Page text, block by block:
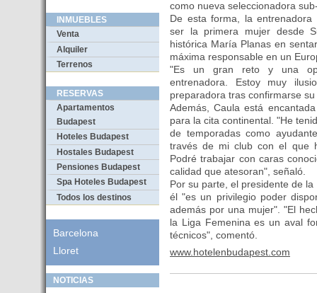
INMUEBLES
Venta
Alquiler
Terrenos
RESERVAS
Apartamentos
Budapest
Hoteles Budapest
Hostales Budapest
Pensiones Budapest
Spa Hoteles Budapest
Todos los destinos
Barcelona
Lloret
NOTICIAS
como nueva seleccionadora
De esta forma, la
ser la primera mujer desde
histórica María Planas en
máxima responsable en un
"Es un gran reto y una
entrenadora. Estoy muy
preparadora tras confirmarse
Además, Caula está
para la cita continental. "He
de temporadas como
través de mi club con el que
Podré trabajar con caras
calidad que atesoran", señaló.
Por su parte, el presidente de
él "es un privilegio poder
además por una mujer". "El
la Liga Femenina es un aval
técnicos", comentó.
www.hotelenbudapest.com